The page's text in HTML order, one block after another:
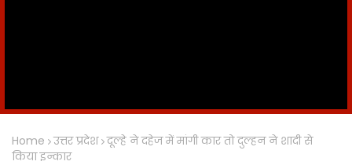
Home उत्तर प्रदेश दूल्हे ने दहेज में मांगी कार तो दुल्हन ने शादी से
किया इन्कार